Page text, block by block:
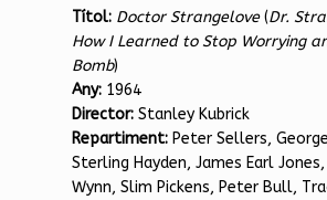
Títol: Doctor Strangelove(Dr.
How I Learned to Stop Worrying
Bomb)
Any: 1964
Director: Stanley Kubrick
Repartiment: Peter Sellers,
Sterling Hayden, James Earl Jones,
Wynn, Slim Pickens, Peter Bull,